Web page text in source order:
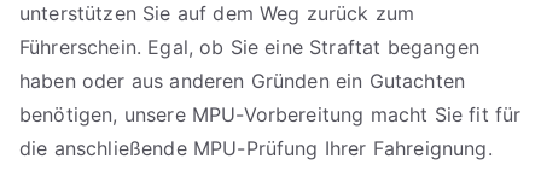
unterstützen Sie auf dem Weg zurück zum
Führerschein. Egal, ob Sie eine Straftat begangen
haben oder aus anderen Gründen ein Gutachten
benötigen, unsere MPU-Vorbereitung macht Sie fit für
die anschließende MPU-Prüfung Ihrer Fahreignung.